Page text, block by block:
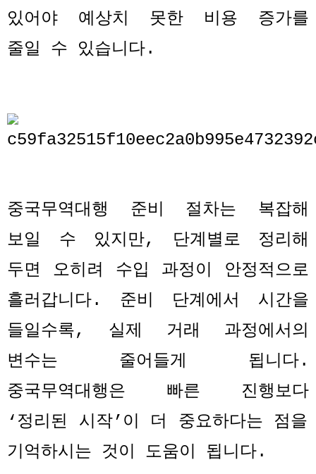
있어야 예상치 못한 비용 증가를
줄일 수 있습니다.
중국무역대행 준비 절차는 복잡해
보일 수 있지만, 단계별로 정리해
두면 오히려 수입 과정이 안정적으로
흘러갑니다. 준비 단계에서 시간을
들일수록, 실제 거래 과정에서의
변수는 줄어들게 됩니다.
중국무역대행은 빠른 진행보다
‘ 정리된 시작’ 이 더 중요하다는 점을
기억하시는 것이 도움이 됩니다.